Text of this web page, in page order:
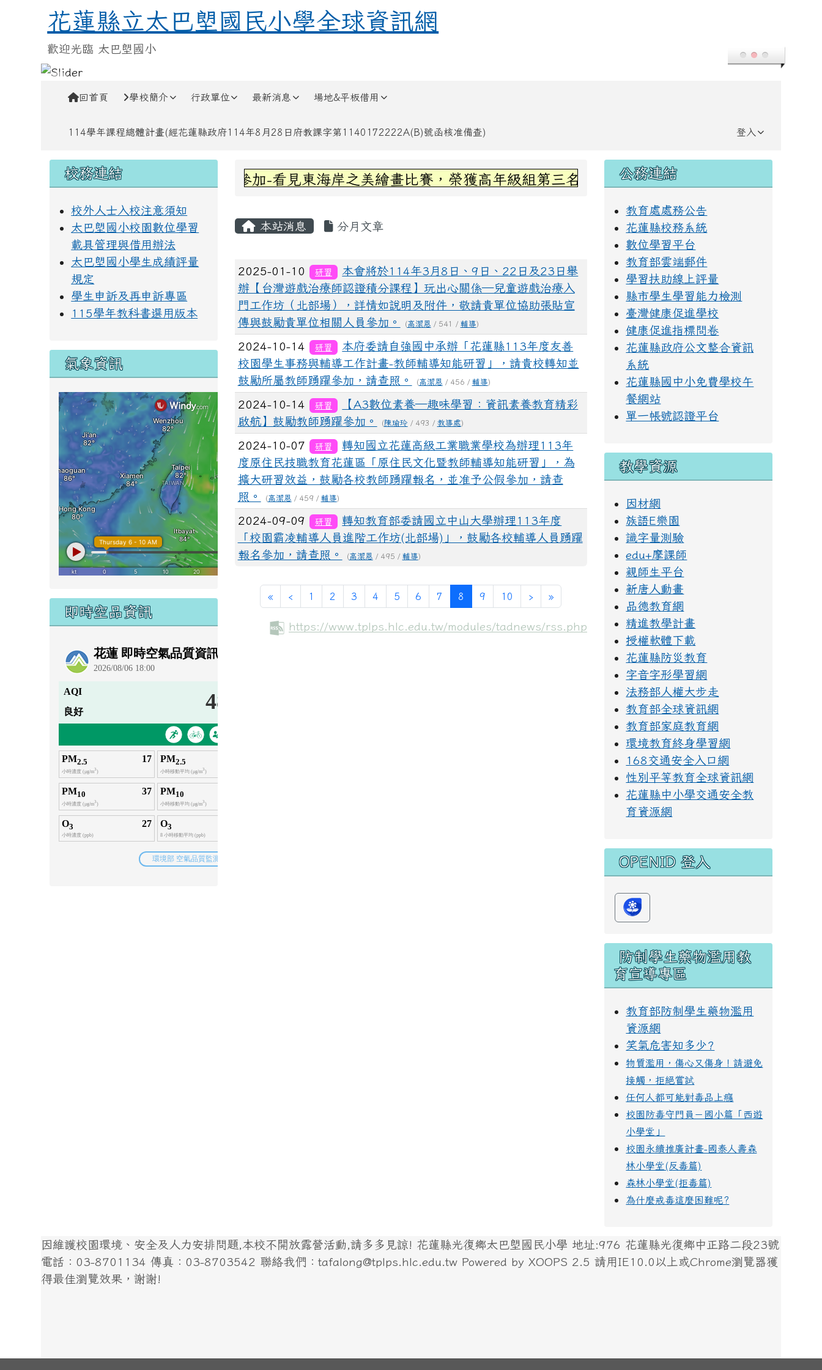
跳至主內容區
花蓮縣立太巴塱國民小學全球資訊網
花蓮縣立太巴塱國民小學全球資訊網
歡迎光臨 太巴塱國小
回首頁 學校簡介 行政單位 最新消息 場地&平板借用
114學年課程總體計畫(經花蓮縣政府114年8月28日府教課字第1140172222A(B)號函核准備查) 登入
左邊區域內容
校務連結
校外人士入校注意須知
太巴塱國小校園數位學習
載具管理與借用辦法
太巴塱國小學生成績評量
規定
學生申訴及再申訴專區
115學年教科書選用版本
氣象資訊
即時空品資訊
上中區域內容
賀!六甲林凱萱參加-看見東海岸之美繪畫比賽，榮獲高年級組第三名~感謝丞左老師指導~
主內容區域
本站消息 分月文章
文章列表
2025-01-10 研習
本會將於114年3月8日、9日、22日及23日舉
辦【台灣遊戲治療師認證積分課程】玩出心關係—兒童遊戲治療入
門工作坊（北部場），詳情如說明及附件，敬請貴單位協助張貼宣
傳與鼓勵貴單位相關人員參加。
(高潔恩 / 541 / 輔導)
2024-10-14 研習
本府委請自強國中承辦「花蓮縣113年度友善
校園學生事務與輔導工作計畫-教師輔導知能研習」，請貴校轉知並
鼓勵所屬教師踴躍參加，請查照。
(高潔恩 / 456 / 輔導)
2024-10-14 研習
【A3數位素養—趣味學習：資訊素養教育精彩
啟航】鼓勵教師踴躍參加。
(陳瑜玲 / 493 / 教導處)
2024-10-07 研習
轉知國立花蓮高級工業職業學校為辦理113年
度原住民技職教育花蓮區「原住民文化暨教師輔導知能研習」，為
擴大研習效益，鼓勵各校教師踴躍報名，並准予公假參加，請查
照。
(高潔恩 / 459 / 輔導)
2024-09-09 研習
轉知教育部委請國立中山大學辦理113年度
「校園霸凌輔導人員進階工作坊(北部場)」，鼓勵各校輔導人員踴躍
報名參加，請查照。
(高潔恩 / 495 / 輔導)
«第一頁
‹ 上一頁
1 2 3 4 5 6 7 8 (目前頁次)
9 10 ›下一頁
»最後頁
https://www.tplps.hlc.edu.tw/modules/tadnews/rss.php
右邊區域內容
公務連結
教育處處務公告
花蓮縣校務系統
數位學習平台
教育部雲端郵件
學習扶助線上評量
縣市學生學習能力檢測
臺灣健康促進學校
健康促進指標問卷
花蓮縣政府公文整合資訊
系統
花蓮縣國中小免費學校午
餐網站
單一帳號認證平台
教學資源
因材網
族語E樂園
識字量測驗
edu+摩課師
親師生平台
新唐人動畫
品德教育網
精進教學計畫
授權軟體下載
花蓮縣防災教育
字音字形學習網
法務部人權大步走
教育部全球資訊網
教育部家庭教育網
環境教育終身學習網
168交通安全入口網
性別平等教育全球資訊網
花蓮縣中小學交通安全教
育資源網
OPENID 登入
防制學生藥物濫用教
育宣導專區
教育部防制學生藥物濫用
資源網
笑氣危害知多少?
物質濫用，傷心又傷身！請避免
接觸，拒絕嘗試
任何人都可能對毒品上癮
校園防毒守門員－國小篇「西遊
小學堂」
校園永續推廣計畫-國泰人壽森
林小學堂(反毒篇)
森林小學堂(拒毒篇)
為什麼戒毒這麼困難呢?
頁尾區域
因維護校園環境、安全及人力安排問題,本校不開放露營活動,請多多見諒! 花蓮縣光復鄉太巴塱國民小學 地址:976 花蓮縣光復鄉中正路二段23號
電話：03-8701134 傳真：03-8703542 聯絡我們：tafalong@tplps.hlc.edu.tw Powered by XOOPS 2.5 請用IE10.0以上或Chrome瀏覽器獲
得最佳瀏覽效果，謝謝!